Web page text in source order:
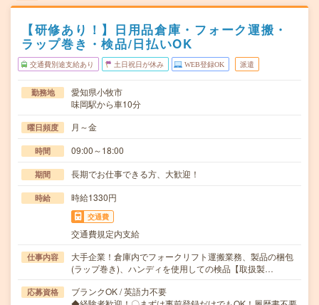
【研修あり！】日用品倉庫・フォーク運搬・
ラップ巻き・検品/日払いOK
交通費別途支給あり 土日祝日が休み WEB登録OK 派遣
勤務地
愛知県小牧市
味岡駅から車10分
曜日頻度 月～金
時間 09:00～18:00
期間 長期でお仕事できる方、大歓迎！
時給 時給1330円
交通費
交通費規定内支給
仕事内容
大手企業！倉庫内でフォークリフト運搬業務、製品の梱包
(ラップ巻き)、ハンディを使用しての検品【取扱製…
応募資格
ブランクOK / 英語力不要